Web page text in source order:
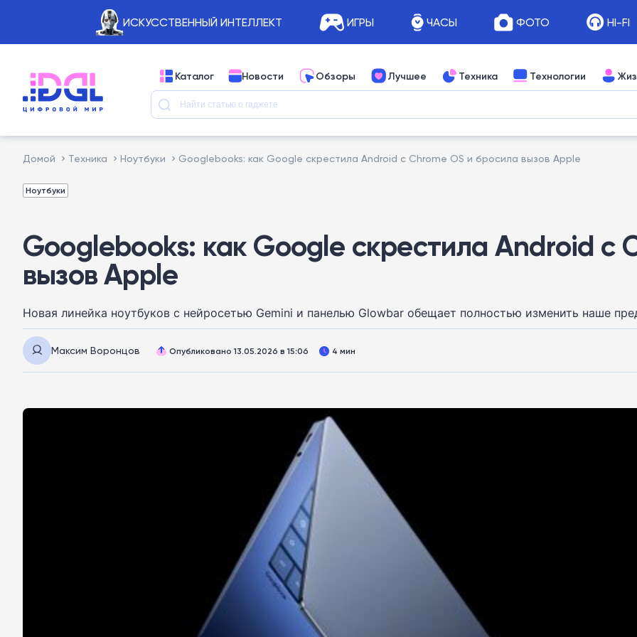
ИСКУССТВЕННЫЙ ИНТЕЛЛЕКТ ИГРЫ ЧАСЫ ФОТО HI-FI
Каталог Новости Обзоры Лучшее Техника Технологии
Домой Техника Ноутбуки Googlebooks: как Google скрестила Android с Chrome OS и бросила вызов Apple
Ноутбуки
Googlebooks: как Google скрестила Android с
вызов Apple
Новая линейка ноутбуков с нейросетью Gemini и панелью Glowbar обещает полностью изменить наше
Максим Воронцов Опубликовано 13.05.2026 в 15:06 4 мин